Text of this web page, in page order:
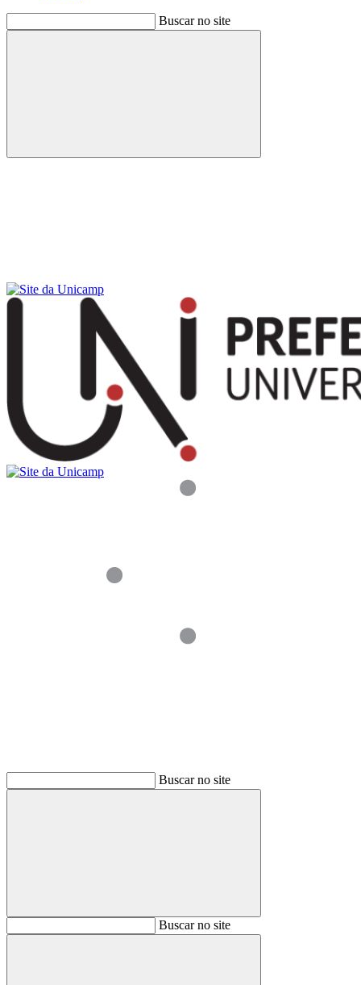
Buscar no site
Buscar
Buscar no site
BuscarBuscar no site